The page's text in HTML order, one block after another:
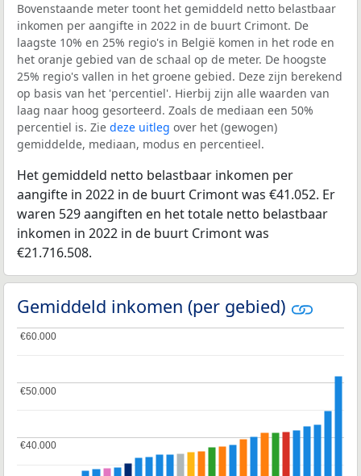
Bovenstaande meter toont het gemiddeld netto belastbaar
inkomen per aangifte in 2022 in de buurt Crimont. De
laagste 10% en 25% regio's in België komen in het rode en
het oranje gebied van de schaal op de meter. De hoogste
25% regio's vallen in het groene gebied. Deze zijn berekend
op basis van het 'percentiel'. Hierbij zijn alle waarden van
laag naar hoog gesorteerd. Zoals de mediaan een 50%
percentiel is. Zie deze uitleg over het (gewogen)
gemiddelde, mediaan, modus en percentieel.
Het gemiddeld netto belastbaar inkomen per
aangifte in 2022 in de buurt Crimont was €41.052. Er
waren 529 aangiften en het totale netto belastbaar
inkomen in 2022 in de buurt Crimont was
€21.716.508.
Gemiddeld inkomen (per gebied)
€40.000
€40.000
€50.000
€50.000
€60.000
€60.000